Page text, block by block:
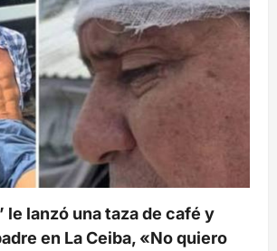
le lanzó una taza de café y
en La Ceiba, «No quiero